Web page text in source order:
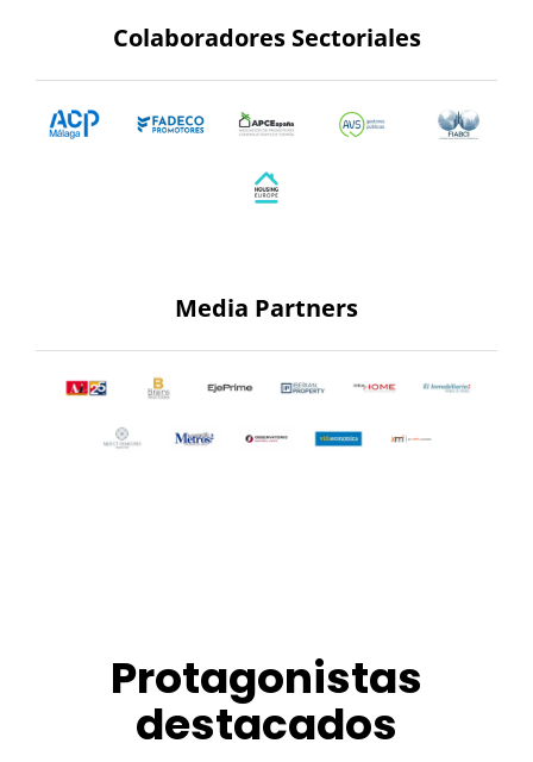
Colaboradores Sectoriales
Media Partners
Protagonistas
destacados